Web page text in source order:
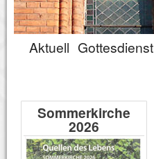
Aktuell Gottesdienst
Sommerkirche
2026